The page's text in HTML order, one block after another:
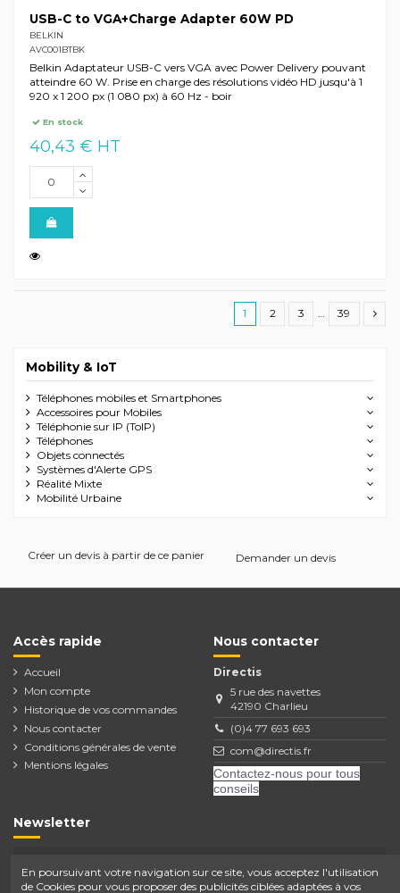
USB-C to VGA+Charge Adapter 60W PD
BELKIN
AVC001BTBK
Belkin Adaptateur USB-C vers VGA avec Power Delivery pouvant
atteindre 60 W. Prise en charge des résolutions vidéo HD jusqu'à 1
920 x 1 200 px (1 080 px) à 60 Hz - boir
En stock
40,43 € HT
1 2 3 … 39
Mobility & IoT
Téléphones mobiles et Smartphones
Accessoires pour Mobiles
Téléphonie sur IP (ToIP)
Téléphones
Objets connectés
Systèmes d'Alerte GPS
Réalité Mixte
Mobilité Urbaine
Créer un devis à partir de ce panier Demander un devis
Accès rapide
Accueil
Mon compte
Historique de vos commandes
Nous contacter
Conditions générales de vente
Mentions légales
Nous contacter
Directis
5 rue des navettes
42190 Charlieu
(0)4 77 693 693
com@directis.fr
Contactez-nous pour tous
conseils
Newsletter
Vous pouvez vous désinscrire à tout moment.
En poursuivant votre navigation sur ce site, vous acceptez l'utilisation
de Cookies pour vous proposer des publicités ciblées adaptées à vos